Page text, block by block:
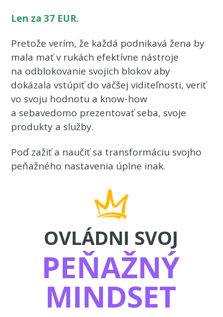
Len za 37 EUR.
Pretože verím, že každá podnikavá žena by
mala mať v rukách efektívne nástroje
na odblokovanie svojich blokov aby
dokázala vstúpiť do väčšej viditeľnosti, veriť
vo svoju hodnotu a know-how
a sebavedomo prezentovať seba, svoje
produkty a služby.
Poď zažiť a naučiť sa transformáciu svojho
peňažného nastavenia úplne inak.
OVLÁDNI SVOJ
PEŇAŽNÝ
MINDSET